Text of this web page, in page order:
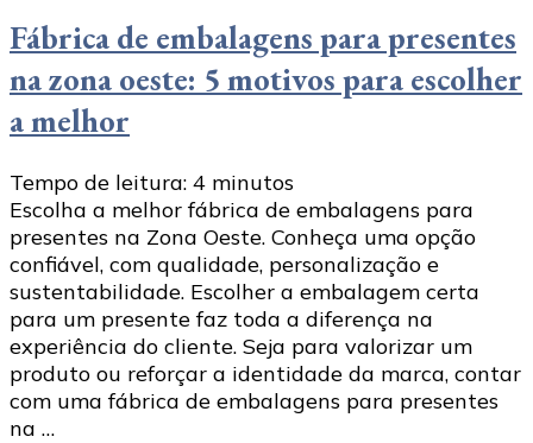
Fábrica de embalagens para presentes
na zona oeste: 5 motivos para escolher
a melhor
Tempo de leitura: 4 minutos
Escolha a melhor fábrica de embalagens para
presentes na Zona Oeste. Conheça uma opção
confiável, com qualidade, personalização e
sustentabilidade. Escolher a embalagem certa
para um presente faz toda a diferença na
experiência do cliente. Seja para valorizar um
produto ou reforçar a identidade da marca, contar
com uma fábrica de embalagens para presentes
na …